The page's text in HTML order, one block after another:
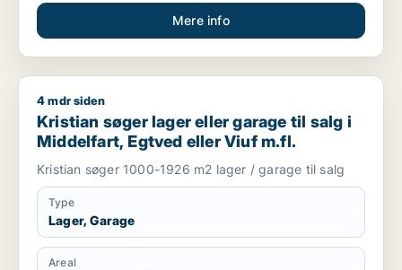
Mere info
Kristian søger lager eller garage til salg i Middelfart, Egtved
4 mdr siden
Kristian søger lager eller garage til salg i
Middelfart, Egtved eller Viuf m.fl.
Kristian søger 1000-1926 m2 lager / garage til salg
Type
Lager, Garage
Areal